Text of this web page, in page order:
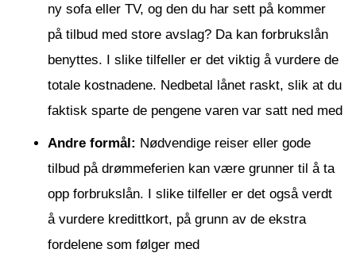
ny sofa eller TV, og den du har sett på kommer
på tilbud med store avslag? Da kan forbrukslån
benyttes. I slike tilfeller er det viktig å vurdere de
totale kostnadene. Nedbetal lånet raskt, slik at du
faktisk sparte de pengene varen var satt ned med
Andre formål: Nødvendige reiser eller gode
tilbud på drømmeferien kan være grunner til å ta
opp forbrukslån. I slike tilfeller er det også verdt
å vurdere kredittkort, på grunn av de ekstra
fordelene som følger med